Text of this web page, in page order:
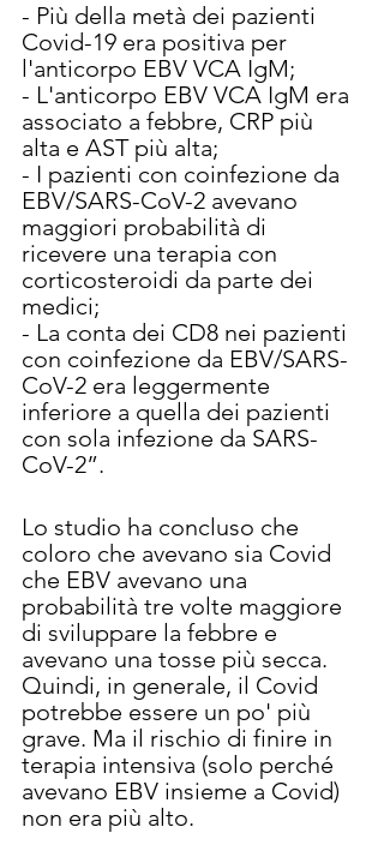
- Più della metà dei pazienti
Covid-19 era positiva per
l'anticorpo EBV VCA IgM;
- L'anticorpo EBV VCA IgM era
associato a febbre, CRP più
alta e AST più alta;
- I pazienti con coinfezione da
EBV/SARS-CoV-2 avevano
maggiori probabilità di
ricevere una terapia con
corticosteroidi da parte dei
medici;
- La conta dei CD8 nei pazienti
con coinfezione da EBV/SARS-
CoV-2 era leggermente
inferiore a quella dei pazienti
con sola infezione da SARS-
CoV-2”.
Lo studio ha concluso che
coloro che avevano sia Covid
che EBV avevano una
probabilità tre volte maggiore
di sviluppare la febbre e
avevano una tosse più secca.
Quindi, in generale, il Covid
potrebbe essere un po' più
grave. Ma il rischio di finire in
terapia intensiva (solo perché
avevano EBV insieme a Covid)
non era più alto.